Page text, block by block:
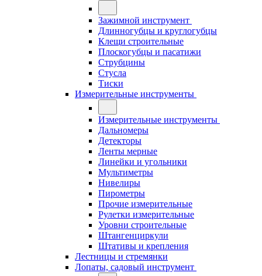
Зажимной инструмент
Длинногубцы и круглогубцы
Клещи строительные
Плоскогубцы и пасатижи
Струбцины
Стусла
Тиски
Измерительные инструменты
Измерительные инструменты
Дальномеры
Детекторы
Ленты мерные
Линейки и угольники
Мультиметры
Нивелиры
Пирометры
Прочие измерительные
Рулетки измерительные
Уровни строительные
Штангенциркули
Штативы и крепления
Лестницы и стремянки
Лопаты, садовый инструмент